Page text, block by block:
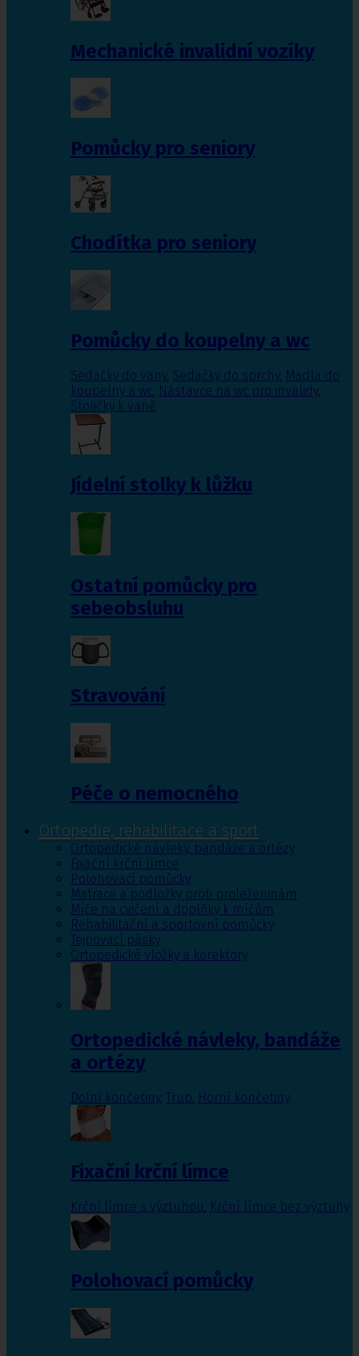
Mechanické invalidní vozíky
Pomůcky pro seniory
Chodítka pro seniory
Pomůcky do koupelny a wc
Sedačky do vany, Sedačky do sprchy, Madla do
koupelny a wc, Nástavce na wc pro invalidy,
Stoličky k vaně
Jídelní stolky k lůžku
Ostatní pomůcky pro
sebeobsluhu
Stravování
Péče o nemocného
Ortopedie, rehabilitace a sport
Ortopedické návleky, bandáže a ortézy
Fixační krční límce
Polohovací pomůcky
Matrace a podložky proti proleženinám
Míče na cvičení a doplňky k míčům
Rehabilitační a sportovní pomůcky
Tejpovací pásky
Ortopedické vložky a korektory
Ortopedické návleky, bandáže
a ortézy
Dolní končetiny, Trup, Horní končetiny
Fixační krční límce
Krční límce s výztuhou Krční límce bez výztuhy
Polohovací pomůcky